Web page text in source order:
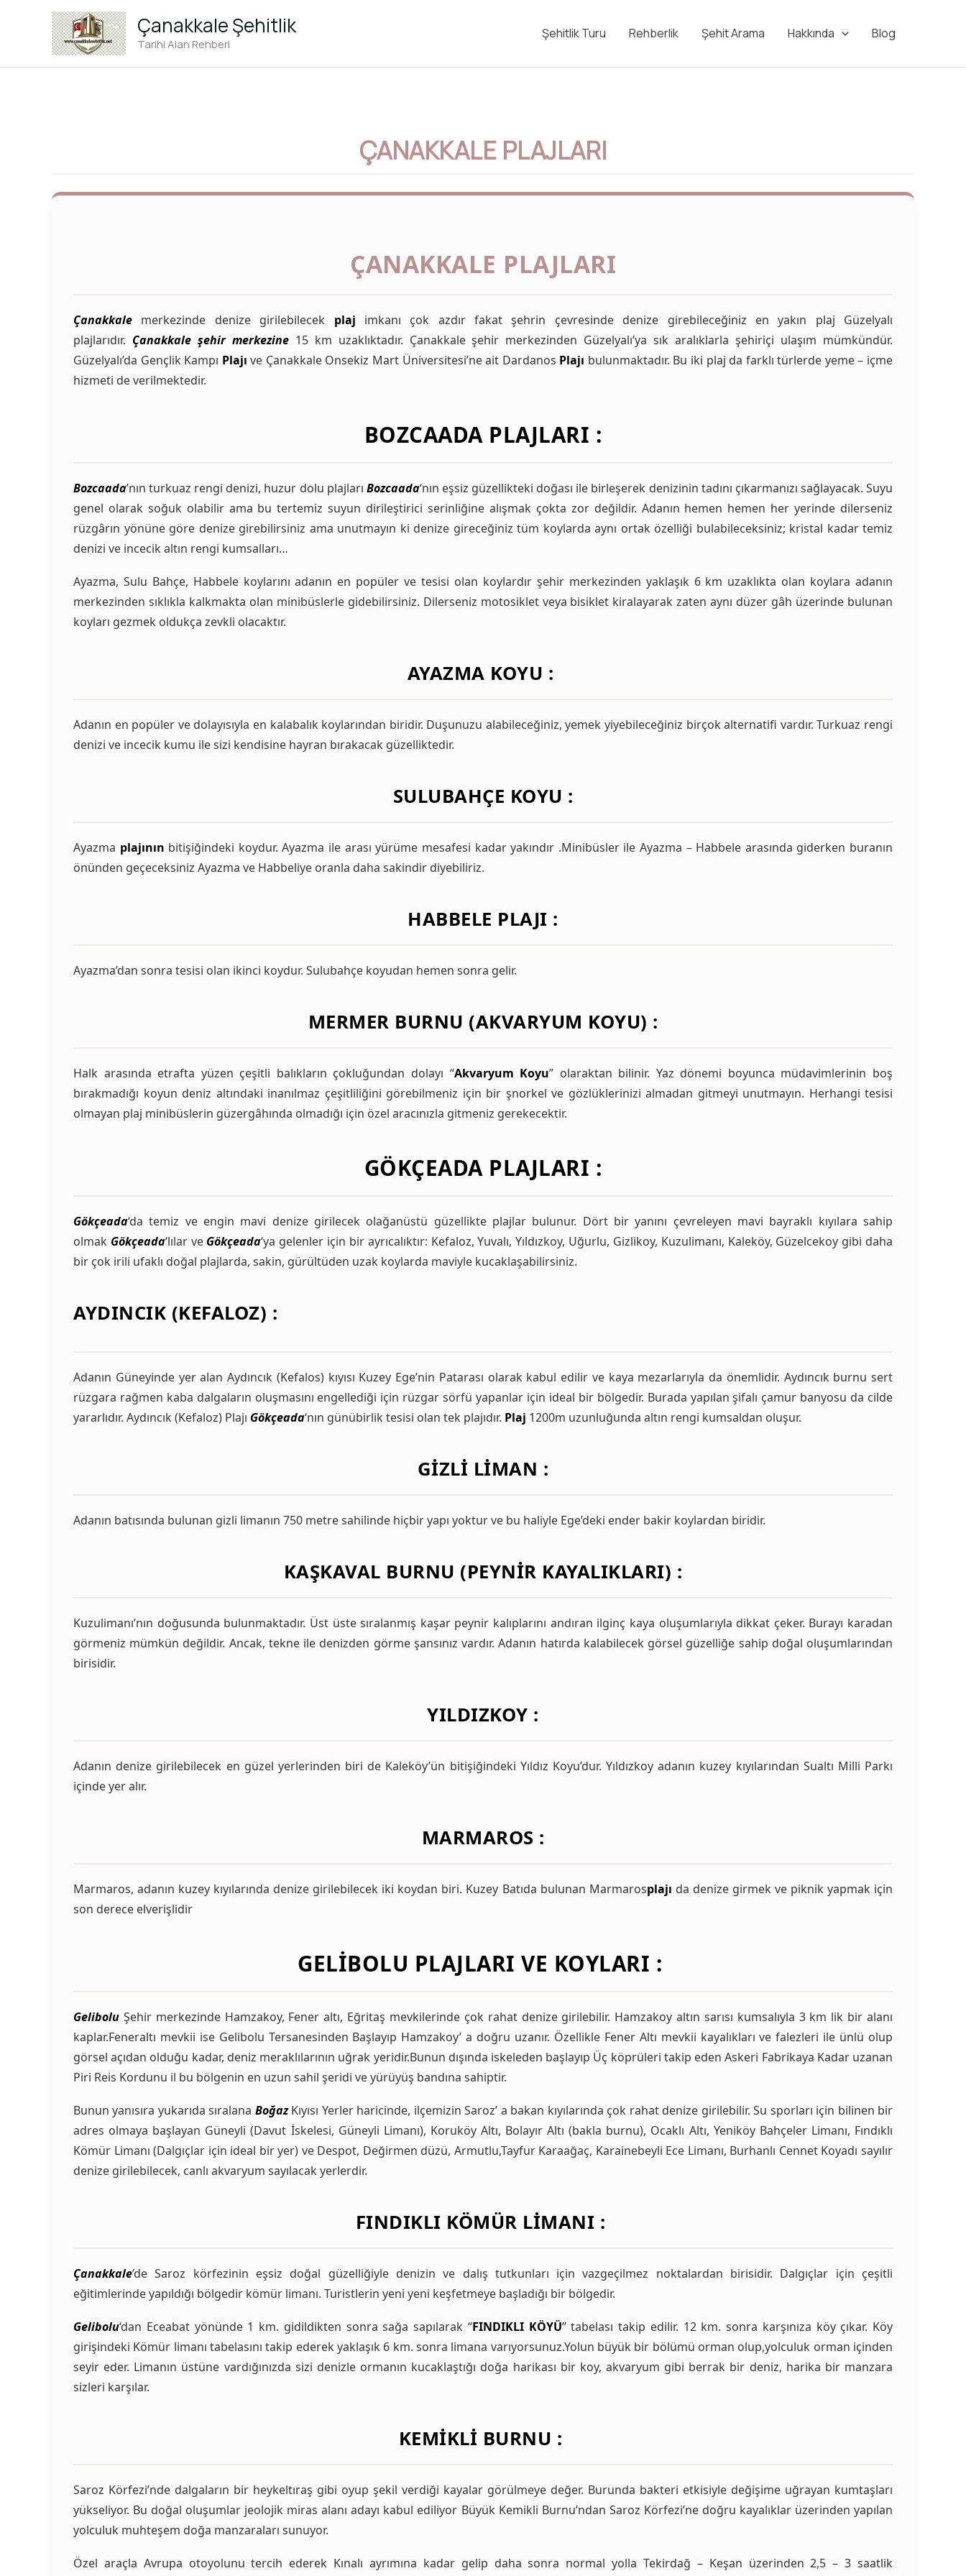
Çanakkale Şehitlik
Tarihi Alan Rehberi
Şehitlik Turu Rehberlik Şehit Arama Hakkında Blog
ÇANAKKALE PLAJLARI
ÇANAKKALE PLAJLARI
Çanakkale merkezinde denize girilebilecek plaj imkanı çok azdır fakat şehrin çevresinde denize girebileceğiniz en yakın plaj Güzelyalı
plajlarıdır. Çanakkale şehir merkezine15 km uzaklıktadır. Çanakkale şehir merkezinden Güzelyalı’ya sık aralıklarla şehiriçi ulaşım mümkündür.
Güzelyalı’da Gençlik Kampı Plajı ve Çanakkale Onsekiz Mart Üniversitesi’ne ait Dardanos Plajı bulunmaktadır. Bu iki plaj da farklı türlerde yeme – içme
hizmeti de verilmektedir.
BOZCAADA PLAJLARI :
Bozcaada’nın turkuaz rengi denizi, huzur dolu plajları Bozcaada‘nın eşsiz güzellikteki doğası ile birleşerek denizinin tadını çıkarmanızı sağlayacak. Suyu
genel olarak soğuk olabilir ama bu tertemiz suyun dirileştirici serinliğine alışmak çokta zor değildir. Adanın hemen hemen her yerinde dilerseniz
rüzgârın yönüne göre denize girebilirsiniz ama unutmayın ki denize gireceğiniz tüm koylarda aynı ortak özelliği bulabileceksiniz; kristal kadar temiz
denizi ve incecik altın rengi kumsalları…
Ayazma, Sulu Bahçe, Habbele koylarını adanın en popüler ve tesisi olan koylardır şehir merkezinden yaklaşık 6 km uzaklıkta olan koylara adanın
merkezinden sıklıkla kalkmakta olan minibüslerle gidebilirsiniz. Dilerseniz motosiklet veya bisiklet kiralayarak zaten aynı düzer gâh üzerinde bulunan
koyları gezmek oldukça zevkli olacaktır.
AYAZMA KOYU :
Adanın en popüler ve dolayısıyla en kalabalık koylarından biridir. Duşunuzu alabileceğiniz, yemek yiyebileceğiniz birçok alternatifi vardır. Turkuaz rengi
denizi ve incecik kumu ile sizi kendisine hayran bırakacak güzelliktedir.
SULUBAHÇE KOYU :
Ayazma plajının bitişiğindeki koydur. Ayazma ile arası yürüme mesafesi kadar yakındır .Minibüsler ile Ayazma – Habbele arasında giderken buranın
önünden geçeceksiniz Ayazma ve Habbeliye oranla daha sakindir diyebiliriz.
HABBELE PLAJI :
Ayazma’dan sonra tesisi olan ikinci koydur. Sulubahçe koyudan hemen sonra gelir.
MERMER BURNU (AKVARYUM KOYU) :
Halk arasında etrafta yüzen çeşitli balıkların çokluğundan dolayı “Akvaryum Koyu” olaraktan bilinir. Yaz dönemi boyunca müdavimlerinin boş
bırakmadığı koyun deniz altındaki inanılmaz çeşitliliğini görebilmeniz için bir şnorkel ve gözlüklerinizi almadan gitmeyi unutmayın. Herhangi tesisi
olmayan plaj minibüslerin güzergâhında olmadığı için özel aracınızla gitmeniz gerekecektir.
GÖKÇEADA PLAJLARI :
Gökçeada‘da temiz ve engin mavi denize girilecek olağanüstü güzellikte plajlar bulunur. Dört bir yanını çevreleyen mavi bayraklı kıyılara sahip
olmak Gökçeada‘lılar ve Gökçeada‘ya gelenler için bir ayrıcalıktır: Kefaloz, Yuvalı, Yıldızkoy, Uğurlu, Gizlikoy, Kuzulimanı, Kaleköy, Güzelcekoy gibi daha
bir çok irili ufaklı doğal plajlarda, sakin, gürültüden uzak koylarda maviyle kucaklaşabilirsiniz.
AYDINCIK (KEFALOZ) :
Adanın Güneyinde yer alan Aydıncık (Kefalos) kıyısı Kuzey Ege’nin Patarası olarak kabul edilir ve kaya mezarlarıyla da önemlidir. Aydıncık burnu sert
rüzgara rağmen kaba dalgaların oluşmasını engellediği için rüzgar sörfü yapanlar için ideal bir bölgedir. Burada yapılan şifalı çamur banyosu da cilde
yararlıdır. Aydıncık (Kefaloz) Plajı Gökçeada‘nın günübirlik tesisi olan tek plajıdır. Plaj 1200m uzunluğunda altın rengi kumsaldan oluşur.
GIZLI LIMAN :
Adanın batısında bulunan gizli limanın 750 metre sahilinde hiçbir yapı yoktur ve bu haliyle Ege’deki ender bakir koylardan biridir.
KAŞKAVAL BURNU (PEYNIR KAYALIKLARI) :
Kuzulimanı’nın doğusunda bulunmaktadır. Üst üste sıralanmış kaşar peynir kalıplarını andıran ilginç kaya oluşumlarıyla dikkat çeker. Burayı karadan
görmeniz mümkün değildir. Ancak, tekne ile denizden görme şansınız vardır. Adanın hatırda kalabilecek görsel güzelliğe sahip doğal oluşumlarından
birisidir.
YILDIZKOY :
Adanın denize girilebilecek en güzel yerlerinden biri de Kaleköy’ün bitişiğindeki Yıldız Koyu’dur. Yıldızkoy adanın kuzey kıyılarından Sualtı Milli Parkı
içinde yer alır.
MARMAROS :
Marmaros, adanın kuzey kıyılarında denize girilebilecek iki koydan biri. Kuzey Batıda bulunan Marmarosplajı da denize girmek ve piknik yapmak için
son derece elverişlidir
GELIBOLU PLAJLARI VE KOYLARI :
Gelibolu Şehir merkezinde Hamzakoy, Fener altı, Eğritaş mevkilerinde çok rahat denize girilebilir. Hamzakoy altın sarısı kumsalıyla 3 km lik bir alanı
kaplar.Feneraltı mevkii ise Gelibolu Tersanesinden Başlayıp Hamzakoy’ a doğru uzanır. Özellikle Fener Altı mevkii kayalıkları ve falezleri ile ünlü olup
görsel açıdan olduğu kadar, deniz meraklılarının uğrak yeridir.Bunun dışında iskeleden başlayıp Üç köprüleri takip eden Askeri Fabrikaya Kadar uzanan
Piri Reis Kordunu il bu bölgenin en uzun sahil şeridi ve yürüyüş bandına sahiptir.
Bunun yanısıra yukarıda sıralana BoğazKıyısı Yerler haricinde, ilçemizin Saroz’ a bakan kıyılarında çok rahat denize girilebilir. Su sporları için bilinen bir
adres olmaya başlayan Güneyli (Davut İskelesi, Güneyli Limanı), Koruköy Altı, Bolayır Altı (bakla burnu), Ocaklı Altı, Yeniköy Bahçeler Limanı, Fındıklı
Kömür Limanı (Dalgıçlar için ideal bir yer) ve Despot, Değirmen düzü, Armutlu,Tayfur Karaağaç, Karainebeyli Ece Limanı, Burhanlı Cennet Koyadı sayılır
denize girilebilecek, canlı akvaryum sayılacak yerlerdir.
FINDIKLI KÖMÜR LIMANI :
Çanakkale’de Saroz körfezinin eşsiz doğal güzelliğiyle denizin ve dalış tutkunları için vazgeçilmez noktalardan birisidir. Dalgıçlar için çeşitli
eğitimlerinde yapıldığı bölgedir kömür limanı. Turistlerin yeni yeni keşfetmeye başladığı bir bölgedir.
Gelibolu‘dan Eceabat yönünde 1 km. gidildikten sonra sağa sapılarak “FINDIKLI KÖYÜ” tabelası takip edilir. 12 km. sonra karşınıza köy çıkar. Köy
girişindeki Kömür limanı tabelasını takip ederek yaklaşık 6 km. sonra limana varıyorsunuz.Yolun büyük bir bölümü orman olup,yolculuk orman içinden
seyir eder. Limanın üstüne vardığınızda sizi denizle ormanın kucaklaştığı doğa harikası bir koy, akvaryum gibi berrak bir deniz, harika bir manzara
sizleri karşılar.
KEMIKLI BURNU :
Saroz Körfezi’nde dalgaların bir heykeltıraş gibi oyup şekil verdiği kayalar görülmeye değer. Burunda bakteri etkisiyle değişime uğrayan kumtaşları
yükseliyor. Bu doğal oluşumlar jeolojik miras alanı adayı kabul ediliyor Büyük Kemikli Burnu’ndan Saroz Körfezi’ne doğru kayalıklar üzerinden yapılan
yolculuk muhteşem doğa manzaraları sunuyor.
Özel araçla Avrupa otoyolunu tercih ederek Kınalı ayrımına kadar gelip daha sonra normal yolla Tekirdağ – Keşan üzerinden 2,5 – 3 saatlik